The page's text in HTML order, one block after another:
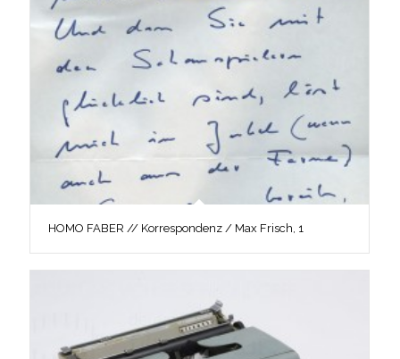
HOMO FABER // Korrespondenz / Max Frisch, 1